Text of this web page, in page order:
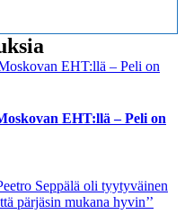
EHT:llä – Peli on